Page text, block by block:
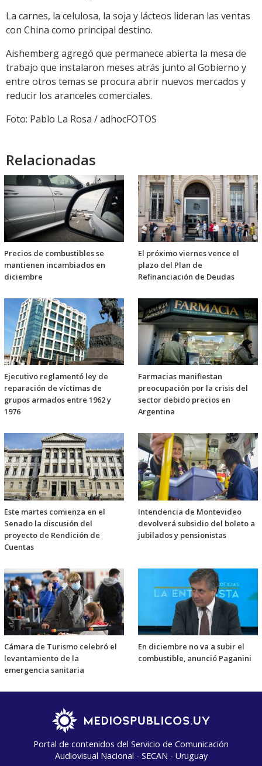
La carnes, la celulosa, la soja y lácteos lideran las ventas
con China como principal destino.
Aishemberg agregó que permanece abierta la mesa de
trabajo que instalaron meses atrás junto al Gobierno y
entre otros temas se procura abrir nuevos mercados y
reducir los aranceles comerciales.
Foto: Pablo La Rosa / adhocFOTOS
Relacionadas
Precios de combustibles se
mantienen incambiados en
diciembre
El próximo viernes vence el
plazo del Plan de
Refinanciación de Deudas
Ejecutivo reglamentó ley de
reparación de víctimas de
grupos armados entre 1962 y
1976
Farmacias manifiestan
preocupación por la crisis del
sector debido precios en
Argentina
Este martes comienza en el
Senado la discusión del
proyecto de Rendición de
Cuentas
Intendencia de Montevideo
devolverá subsidio del boleto a
jubilados y pensionistas
Cámara de Turismo celebró el
levantamiento de la
emergencia sanitaria
En diciembre no va a subir el
combustible, anunció Paganini
Portal de contenidos del Servicio de Comunicación
Audiovisual Nacional - SECAN - Uruguay